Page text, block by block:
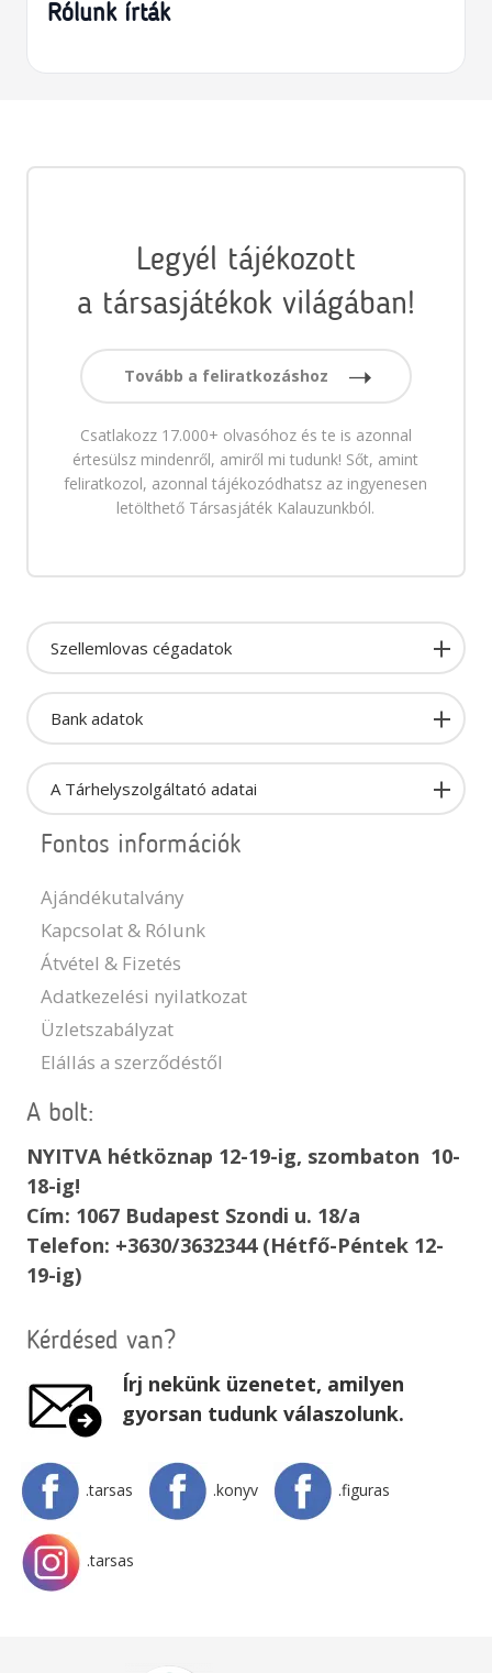
Rólunk írták
Legyél tájékozott
a társasjátékok világában!
Tovább a feliratkozáshoz
Csatlakozz 17.000+ olvasóhoz és te is azonnal
értesülsz mindenről, amiről mi tudunk! Sőt, amint
feliratkozol, azonnal tájékozódhatsz az ingyenesen
letölthető Társasjáték Kalauzunkból.
Szellemlovas cégadatok
Bank adatok
A Tárhelyszolgáltató adatai
Fontos információk
Ajándékutalvány
Kapcsolat & Rólunk
Átvétel & Fizetés
Adatkezelési nyilatkozat
Üzletszabályzat
Elállás a szerződéstől
A bolt:
NYITVA hétköznap 12-19-ig, szombaton 10-
18-ig!
Cím: 1067 Budapest Szondi u. 18/a
Telefon: +3630/3632344 (Hétfő-Péntek 12-
19-ig)
Kérdésed van?
Írj nekünk üzenetet, amilyen
gyorsan tudunk válaszolunk.
.tarsas .konyv .figuras
.tarsas